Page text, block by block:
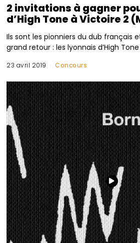
2 invitations à gagner
d’High Tone à Victoire 2
Ils sont les pionniers du dub français
grand retour : les lyonnais d’High
23 avril 2019 Concours